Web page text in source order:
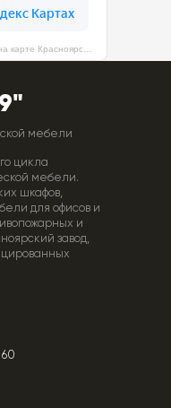
мебели
цикла
мебели.
шкафов,
для офисов и
и
завод,